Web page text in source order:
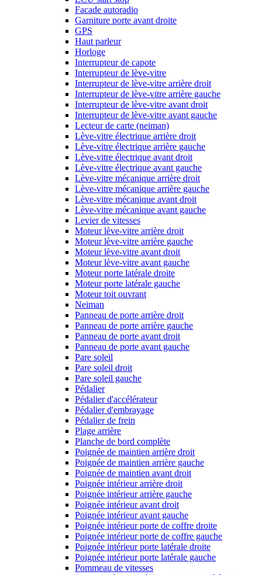
Facade autoradio
Garniture porte avant droite
GPS
Haut parleur
Horloge
Interrupteur de capote
Interrupteur de lève-vitre
Interrupteur de lève-vitre arrière droit
Interrupteur de lève-vitre arrière gauche
Interrupteur de lève-vitre avant droit
Interrupteur de lève-vitre avant gauche
Lecteur de carte (neiman)
Lève-vitre électrique arrière droit
Lève-vitre électrique arrière gauche
Lève-vitre électrique avant droit
Lève-vitre électrique avant gauche
Lève-vitre mécanique arrière droit
Lève-vitre mécanique arrière gauche
Lève-vitre mécanique avant droit
Lève-vitre mécanique avant gauche
Levier de vitesses
Moteur lève-vitre arrière droit
Moteur lève-vitre arrière gauche
Moteur lève-vitre avant droit
Moteur lève-vitre avant gauche
Moteur porte latérale droite
Moteur porte latérale gauche
Moteur toit ouvrant
Neiman
Panneau de porte arrière droit
Panneau de porte arrière gauche
Panneau de porte avant droit
Panneau de porte avant gauche
Pare soleil
Pare soleil droit
Pare soleil gauche
Pédalier
Pédalier d'accélérateur
Pédalier d'embrayage
Pédalier de frein
Plage arrière
Planche de bord complète
Poignée de maintien arrière droit
Poignée de maintien arrière gauche
Poignée de maintien avant droit
Poignée intérieur arrière droit
Poignée intérieur arrière gauche
Poignée intérieur avant droit
Poignée intérieur avant gauche
Poignée intérieur porte de coffre droite
Poignée intérieur porte de coffre gauche
Poignée intérieur porte latérale droite
Poignée intérieur porte latérale gauche
Pommeau de vitesses